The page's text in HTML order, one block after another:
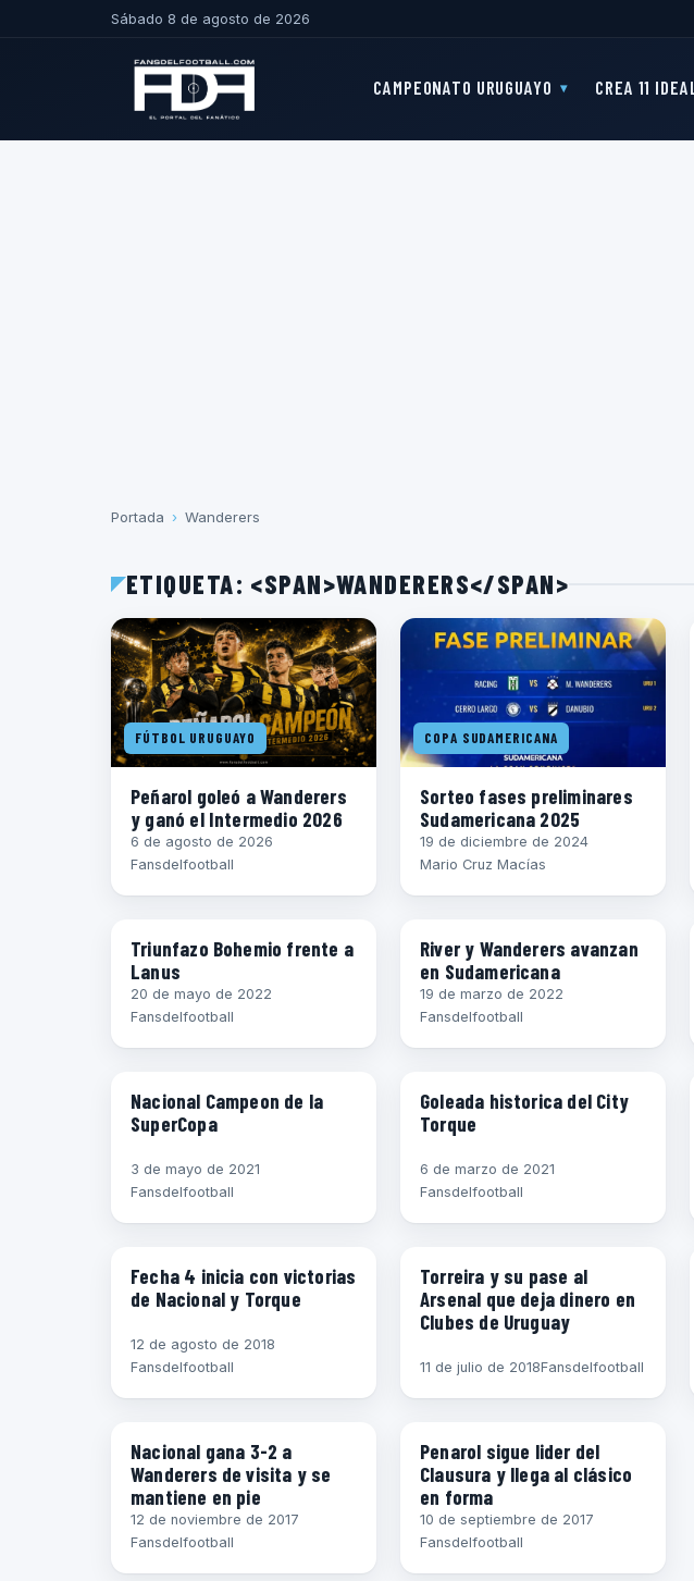
Sábado 8 de agosto de 2026
CAMPEONATO URUGUAYO CREA 11 IDEAL
Portada › Wanderers
ETIQUETA: <SPAN>WANDERERS</SPAN>
FÚTBOL URUGUAYO
Peñarol goleó a Wanderers
y ganó el Intermedio 2026
6 de agosto de 2026
Fansdelfootball
COPA SUDAMERICANA
Sorteo fases preliminares
Sudamericana 2025
19 de diciembre de 2024
Mario Cruz Macías
Triunfazo Bohemio frente a
Lanus
20 de mayo de 2022
Fansdelfootball
River y Wanderers avanzan
en Sudamericana
19 de marzo de 2022
Fansdelfootball
Nacional Campeon de la
SuperCopa
3 de mayo de 2021
Fansdelfootball
Goleada historica del City
Torque
6 de marzo de 2021
Fansdelfootball
Fecha 4 inicia con victorias
de Nacional y Torque
12 de agosto de 2018
Fansdelfootball
Torreira y su pase al
Arsenal que deja dinero en
Clubes de Uruguay
11 de julio de 2018Fansdelfootball
Nacional gana 3-2 a
Wanderers de visita y se
mantiene en pie
12 de noviembre de 2017
Fansdelfootball
Penarol sigue lider del
Clausura y llega al clásico
en forma
10 de septiembre de 2017
Fansdelfootball